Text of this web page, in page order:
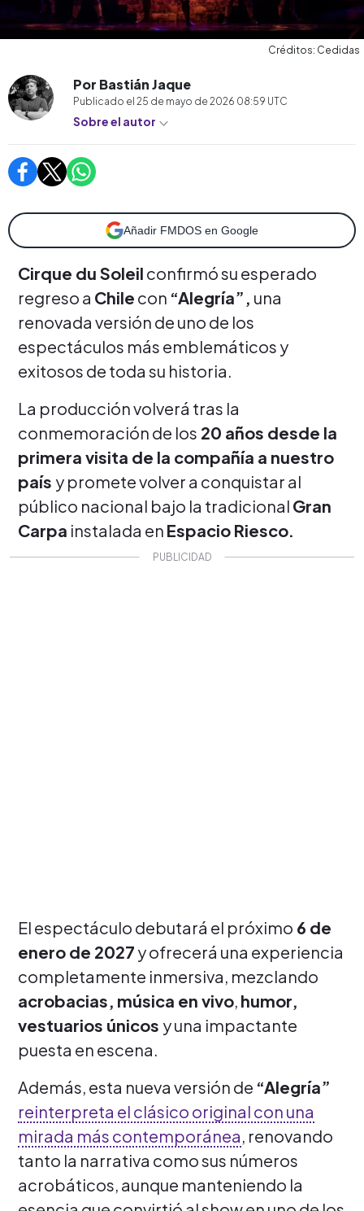
Créditos: Cedidas
Por Bastián Jaque
Publicado el 25 de mayo de 2026 08:59 UTC
Sobre el autor
Añadir FMDOS en Google
Cirque du Soleil confirmó su esperado
regreso a Chile con “Alegría”, una
renovada versión de uno de los
espectáculos más emblemáticos y
exitosos de toda su historia.
La producción volverá tras la
conmemoración de los 20 años desde la
primera visita de la compañía a nuestro
país y promete volver a conquistar al
público nacional bajo la tradicional Gran
Carpa instalada en Espacio Riesco.
El espectáculo debutará el próximo 6 de
enero de 2027 y ofrecerá una experiencia
completamente inmersiva, mezclando
acrobacias, música en vivo, humor,
vestuarios únicos y una impactante
puesta en escena.
Además, esta nueva versión de “Alegría”
reinterpreta el clásico original con una
mirada más contemporánea, renovando
tanto la narrativa como sus números
acrobáticos, aunque manteniendo la